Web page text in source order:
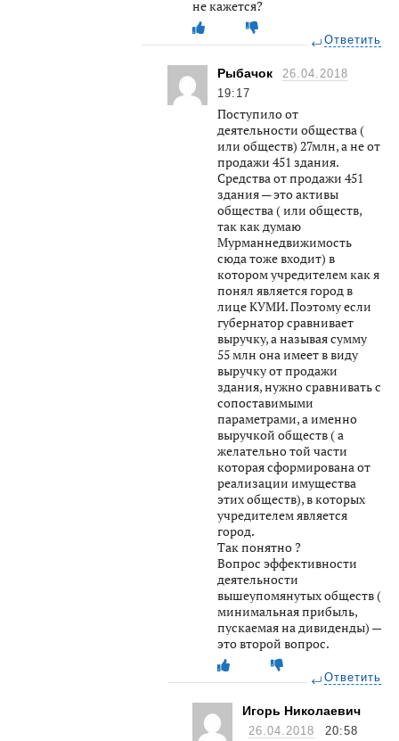
не кажется?
Ответить
Рыбачок
26.04.2018
19:17
Поступило от
деятельности общества (
или обществ) 27млн, а не от
продажи 451 здания.
Средства от продажи 451
здания — это активы
общества ( или обществ,
так как думаю
Мурманнедвижимость
сюда тоже входит) в
котором учредителем как я
понял является город в
лице КУМИ. Поэтому если
губернатор сравнивает
выручку, а называя сумму
55 млн она имеет в виду
выручку от продажи
здания, нужно сравнивать с
сопоставимыми
параметрами, а именно
выручкой обществ ( а
желательно той части
которая сформирована от
реализации имущества
этих обществ), в которых
учредителем является
город.
Так понятно ?
Вопрос эффективности
деятельности
вышеупомянутых обществ (
минимальная прибыль,
пускаемая на дивиденды) —
это второй вопрос.
Ответить
Игорь Николаевич
26.04.2018 20:58